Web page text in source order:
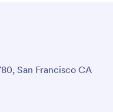
San Francisco CA